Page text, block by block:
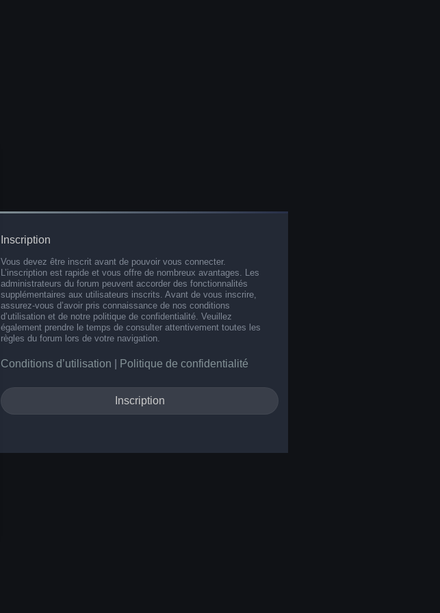
Inscription
Vous devez être inscrit avant de pouvoir vous connecter.
L’inscription est rapide et vous offre de nombreux avantages. Les
administrateurs du forum peuvent accorder des fonctionnalités
supplémentaires aux utilisateurs inscrits. Avant de vous inscrire,
assurez-vous d’avoir pris connaissance de nos conditions
d’utilisation et de notre politique de confidentialité. Veuillez
également prendre le temps de consulter attentivement toutes les
règles du forum lors de votre navigation.
Conditions d’utilisation Politique de confidentialité
Inscription